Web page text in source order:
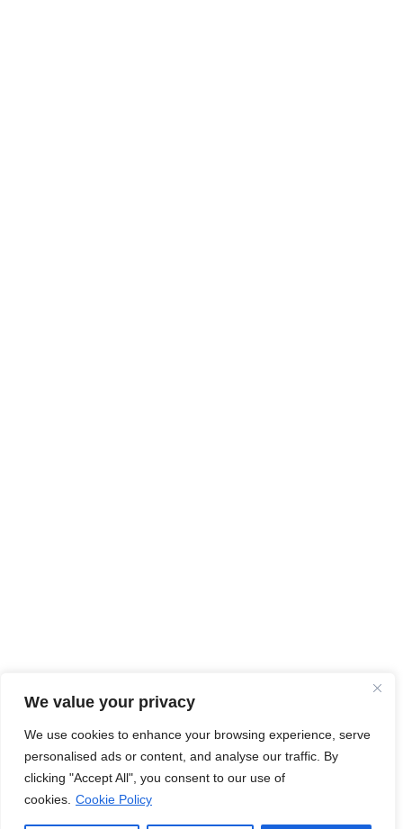
We value your privacy
We use cookies to enhance your browsing experience, serve
personalised ads or content, and analyse our traffic. By
clicking "Accept All", you consent to our use of
cookies. Cookie Policy